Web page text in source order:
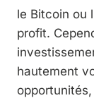
le Bitcoin ou
profit.
hautement